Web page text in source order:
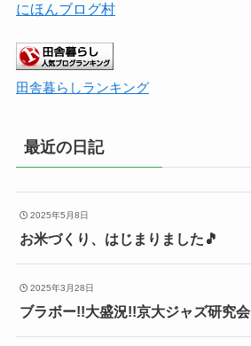
にほんブログ村
田舎暮らしランキング
最近の日記
2025年5月8日
お米づくり、はじまりました🎵
2025年3月28日
ブラボー!!大盛況!!京大ジャズ研究会